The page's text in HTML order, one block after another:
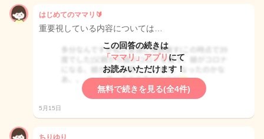
はじめてのママリ🔰
重要視している内容については…
この回答の続きは
「ママリ」アプリ にて
お読みいただけます！
無料で続きを見る(全4件)
5月15日
ちりゆり